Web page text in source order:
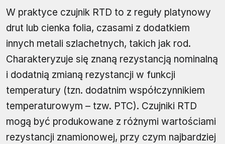
W praktyce czujnik RTD to z reguły platynowy
drut lub cienka folia, czasami z dodatkiem
innych metali szlachetnych, takich jak rod.
Charakteryzuje się znaną rezystancją nominalną
i dodatnią zmianą rezystancji w funkcji
temperatury (tzn. dodatnim współczynnikiem
temperaturowym – tzw. PTC). Czujniki RTD
mogą być produkowane z różnymi wartościami
rezystancji znamionowej, przy czym najbardziej